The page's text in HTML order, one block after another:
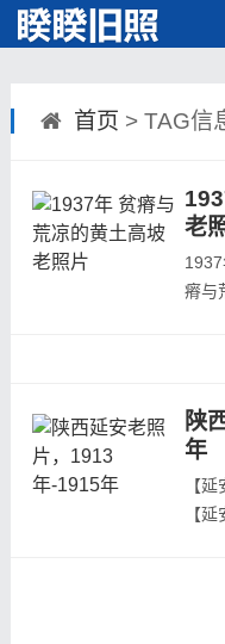
首页 > TAG信
老
瘠与
初就
苏黎
先
放
陕
年
【
【